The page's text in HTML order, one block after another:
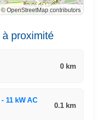
OpenStreetMap contributors
proximité
0 km
11 kW AC
0.1 km